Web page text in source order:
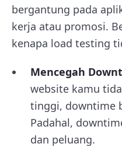
bergantung pada
kerja atau promosi.
kenapa load testing
Mencegah
website kamu
tinggi, downtime
Padahal,
dan peluang.